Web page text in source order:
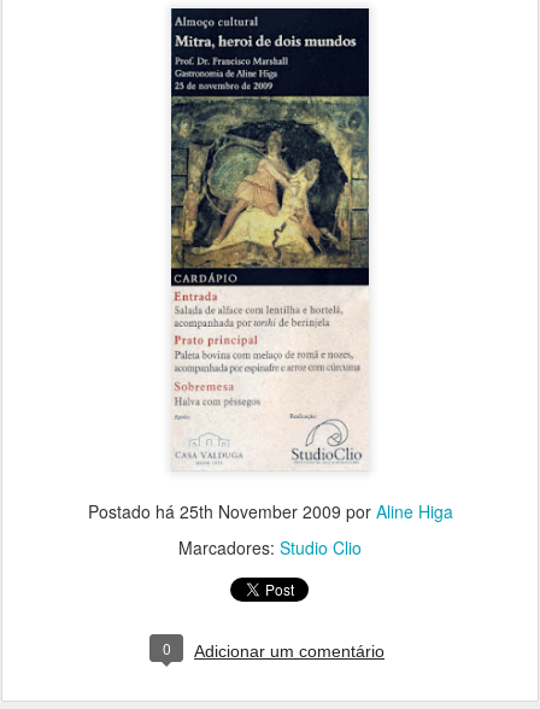
Postado há 25th November 2009 por Aline Higa
Marcadores: Studio Clio
0 Adicionar um comentário